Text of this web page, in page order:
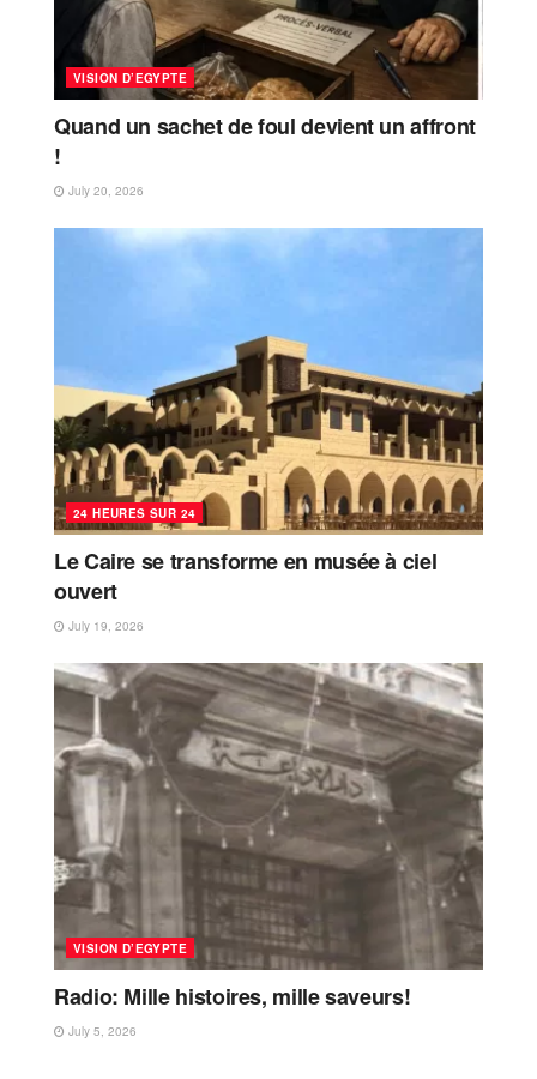
VISION D’EGYPTE
Quand un sachet de foul devient un affront
!
July 20, 2026
24 HEURES SUR 24
Le Caire se transforme en musée à ciel
ouvert
July 19, 2026
VISION D’EGYPTE
Radio: Mille histoires, mille saveurs!
July 5, 2026